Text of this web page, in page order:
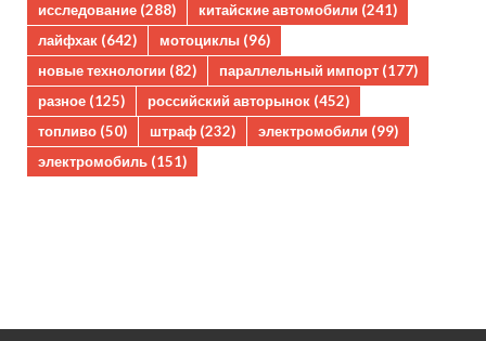
исследование (288) китайские автомобили (241)
лайфхак (642) мотоциклы (96)
новые технологии (82) параллельный импорт (177)
разное (125) российский авторынок (452)
топливо (50) штраф (232) электромобили (99)
электромобиль (151)